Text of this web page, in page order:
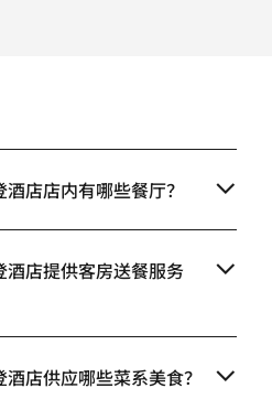
店店内有哪些餐厅？
店提供客房送餐服务
店供应哪些菜系美食？